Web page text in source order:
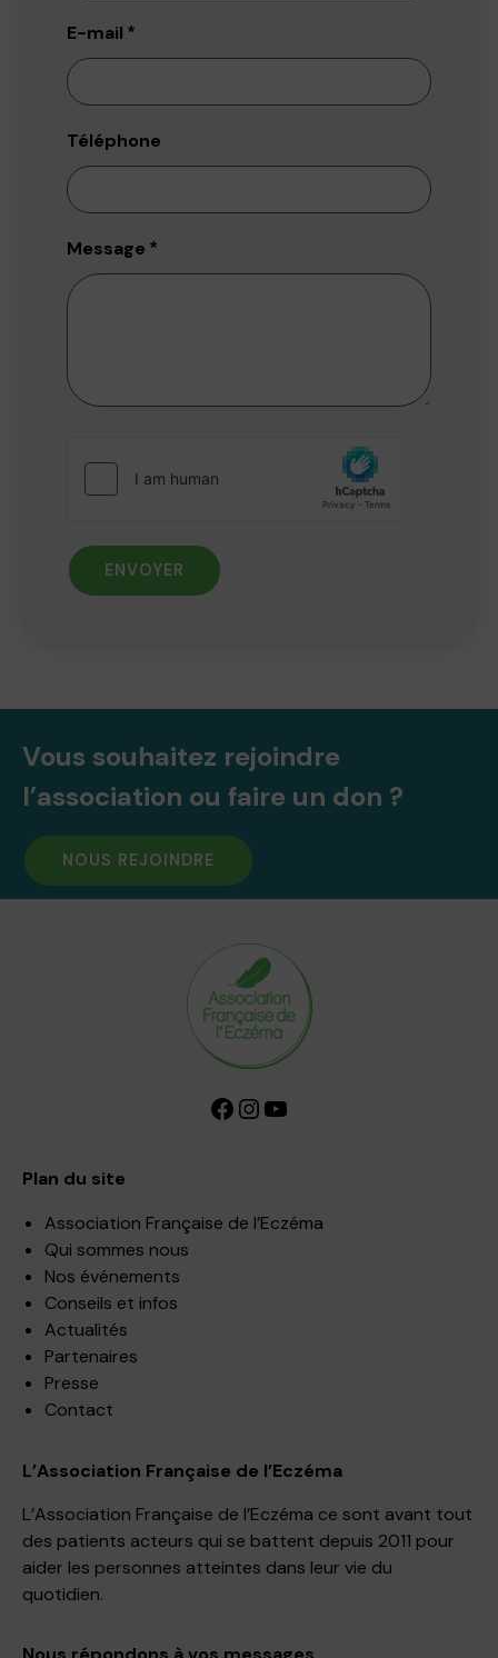
E-mail *
Téléphone
Message *
ENVOYER
Vous souhaitez rejoindre
l’association ou faire un don ?
NOUS REJOINDRE
Facebook InstagramYouTube
Plan du site
Association Française de l’Eczéma
Qui sommes nous
Nos événements
Conseils et infos
Actualités
Partenaires
Presse
Contact
L’Association Française de l’Eczéma
L’Association Française de l’Eczéma ce sont avant tout
des patients acteurs qui se battent depuis 2011 pour
aider les personnes atteintes dans leur vie du
quotidien.